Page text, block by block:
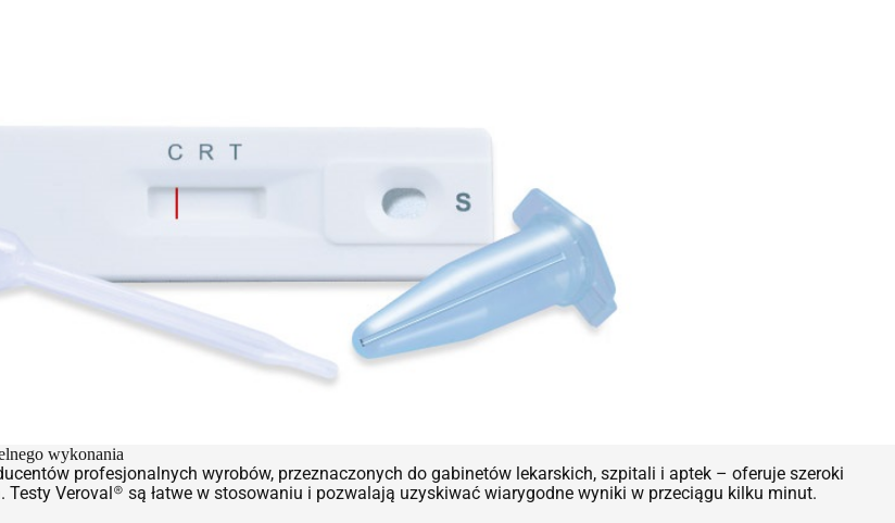
wykonania
profesjonalnych wyrobów, przeznaczonych do gabinetów lekarskich, szpitali i aptek – oferuje szeroki
Veroval® są łatwe w stosowaniu i pozwalają uzyskiwać wiarygodne wyniki w przeciągu kilku minut.